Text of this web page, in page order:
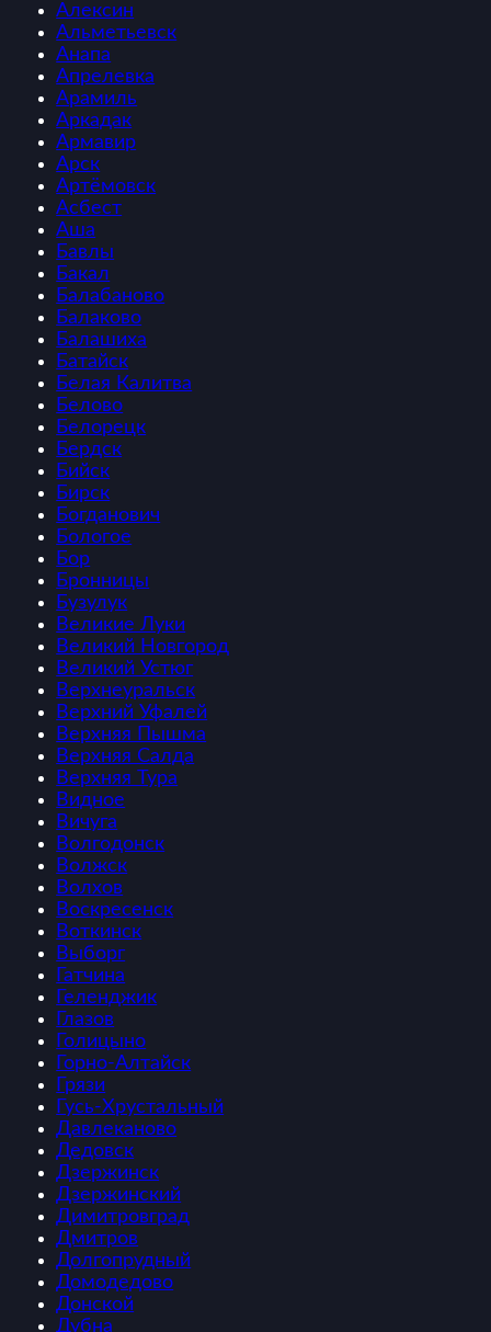
Алексин
Альметьевск
Анапа
Апрелевка
Арамиль
Аркадак
Армавир
Арск
Артёмовск
Асбест
Аша
Бавлы
Бакал
Балабаново
Балаково
Балашиха
Батайск
Белая Калитва
Белово
Белорецк
Бердск
Бийск
Бирск
Богданович
Бологое
Бор
Бронницы
Бузулук
Великие Луки
Великий Новгород
Великий Устюг
Верхнеуральск
Верхний Уфалей
Верхняя Пышма
Верхняя Салда
Верхняя Тура
Видное
Вичуга
Волгодонск
Волжск
Волхов
Воскресенск
Воткинск
Выборг
Гатчина
Геленджик
Глазов
Голицыно
Горно-Алтайск
Грязи
Гусь-Хрустальный
Давлеканово
Дедовск
Дзержинск
Дзержинский
Димитровград
Дмитров
Долгопрудный
Домодедово
Донской
Дубна